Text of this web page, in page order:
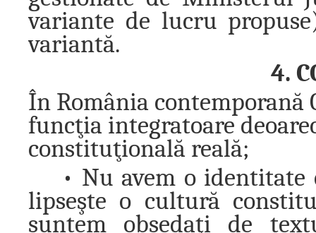
variante de lucru
variantă.
4.
În România
funcţia integratoare
constituţională reală;
• Nu avem o identitate
lipseşte o cultură
suntem obsedaţi de